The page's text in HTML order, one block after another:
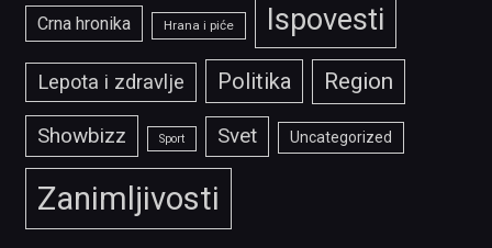
Crna hronika Hrana i piće Ispovesti
Lepota i zdravlje Politika Region
Showbizz Sport Svet Uncategorized
Zanimljivosti